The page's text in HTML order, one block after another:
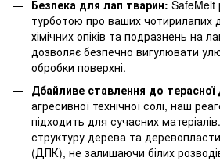
Безпека для лап тварин: SafeMelt
турботою про ваших чотирилапих
хімічних опіків та подразнень на
дозволяє безпечно вигулювати
обробки поверхні.
Дбайливе ставлення до
агресивної технічної солі, наш
підходить для сучасних
структуру дерева та
(ДПК), не залишаючи білих